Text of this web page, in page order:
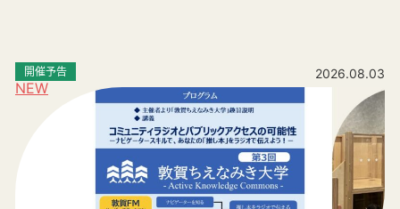
NEW
開催予告 2026.08.03